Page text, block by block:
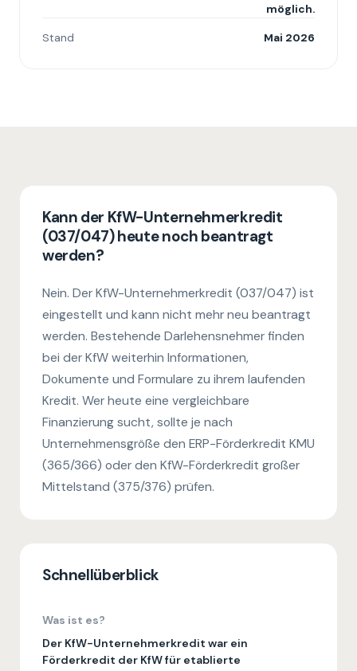
möglich.
Stand
Mai 2026
Kann der KfW-Unternehmerkredit
(037/047) heute noch beantragt
werden?
Nein. Der KfW-Unternehmerkredit (037/047) ist
eingestellt und kann nicht mehr neu beantragt
werden. Bestehende Darlehensnehmer finden
bei der KfW weiterhin Informationen,
Dokumente und Formulare zu ihrem laufenden
Kredit. Wer heute eine vergleichbare
Finanzierung sucht, sollte je nach
Unternehmensgröße den ERP-Förderkredit KMU
(365/366) oder den KfW-Förderkredit großer
Mittelstand (375/376) prüfen.
Schnellüberblick
Was ist es?
Der KfW-Unternehmerkredit war ein
Förderkredit der KfW für etablierte